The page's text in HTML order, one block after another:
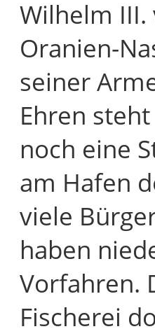
Wilhelm III.
Oranien-
seiner
Ehren
noch eine
am Hafen
viele
haben
Vorfahren.
Fischerei